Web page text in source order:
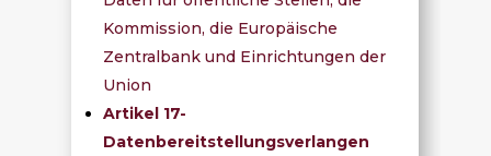
Kommission, die Europäische
Zentralbank und Einrichtungen der
Union
Artikel 17-
Datenbereitstellungsverlangen